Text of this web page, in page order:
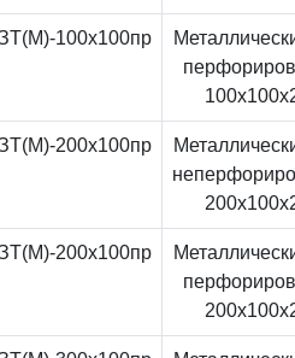
100x100пр
200x100пр
200x100пр